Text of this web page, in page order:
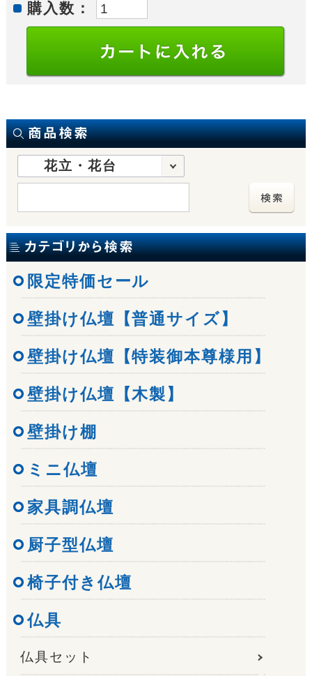
購入数：
花立・花台
限定特価セール
壁掛け仏壇【普通サイズ】
壁掛け仏壇【特装御本尊様用】
壁掛け仏壇【木製】
壁掛け棚
ミニ仏壇
家具調仏壇
厨子型仏壇
椅子付き仏壇
仏具
仏具セット